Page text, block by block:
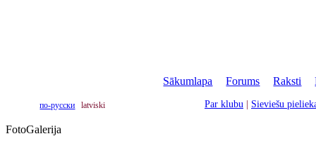
Sākumlapa |Forums |Raksti |
по-русски latviski Par klubu Sieviešu
FotoGalerija